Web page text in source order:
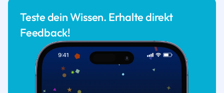
Teste dein Wissen. Erhalte direkt
Feedback!